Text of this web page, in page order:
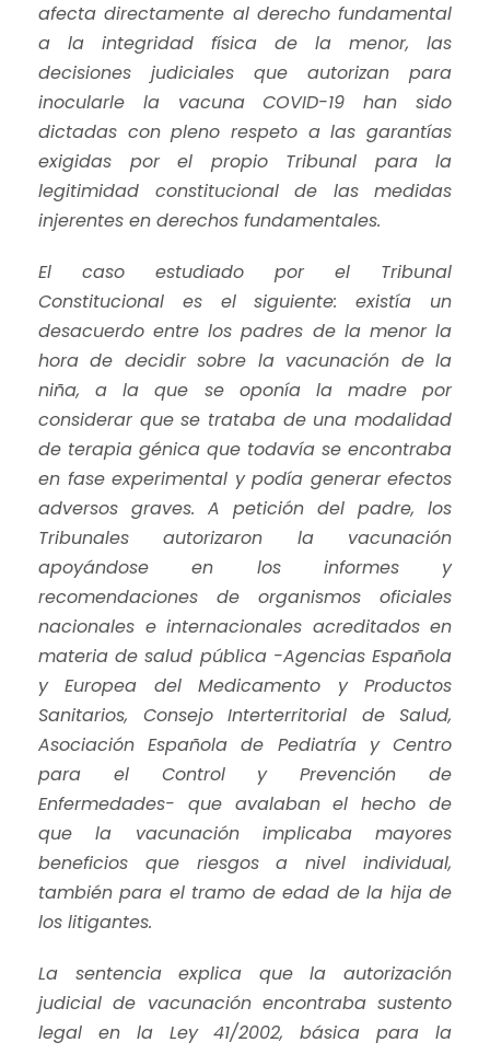
afecta directamente al derecho fundamental
a la integridad física de la menor, las
decisiones judiciales que autorizan para
inocularle la vacuna COVID-19 han sido
dictadas con pleno respeto a las garantías
exigidas por el propio Tribunal para la
legitimidad constitucional de las medidas
injerentes en derechos fundamentales.
El caso estudiado por el Tribunal
Constitucional es el siguiente: existía un
desacuerdo entre los padres de la menor la
hora de decidir sobre la vacunación de la
niña, a la que se oponía la madre por
considerar que se trataba de una modalidad
de terapia génica que todavía se encontraba
en fase experimental y podía generar efectos
adversos graves. A petición del padre, los
Tribunales autorizaron la vacunación
apoyándose en los informes y
recomendaciones de organismos oficiales
nacionales e internacionales acreditados en
materia de salud pública -Agencias Española
y Europea del Medicamento y Productos
Sanitarios, Consejo Interterritorial de Salud,
Asociación Española de Pediatría y Centro
para el Control y Prevención de
Enfermedades- que avalaban el hecho de
que la vacunación implicaba mayores
beneficios que riesgos a nivel individual,
también para el tramo de edad de la hija de
los litigantes.
La sentencia explica que la autorización
judicial de vacunación encontraba sustento
legal en la Ley 41/2002, básica para la